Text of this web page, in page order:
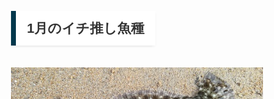
1月のイチ推し魚種